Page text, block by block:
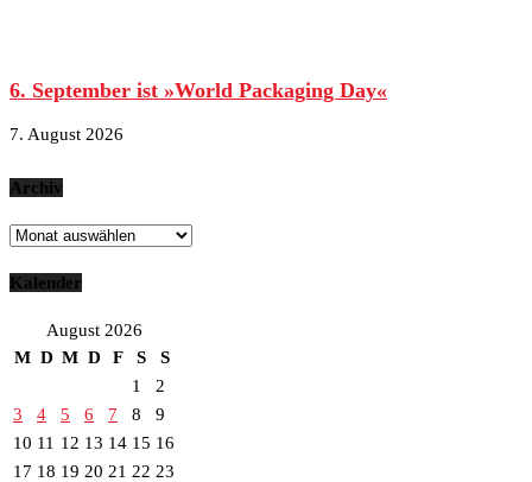
6. September ist »World Packaging Day«
7. August 2026
Archiv
Archiv
Kalender
August 2026
M D M D F S
S
1
2
3
4 5 6 7 8
9
10 11 12 13 14 15 16
17 18 19 20 21 22 23